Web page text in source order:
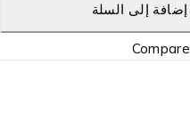
إضافة إلى السلة
Compare